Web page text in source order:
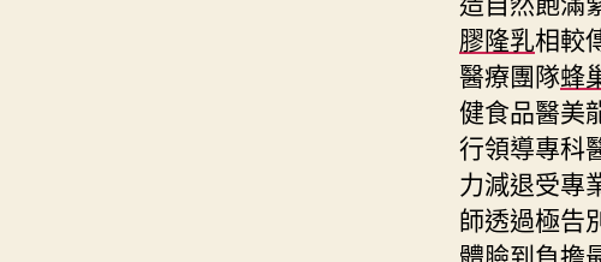
膠隆乳相較
醫療團隊蜂
健食品醫美
行領導專科
力減退受專
師透過極告
體臉到負擔